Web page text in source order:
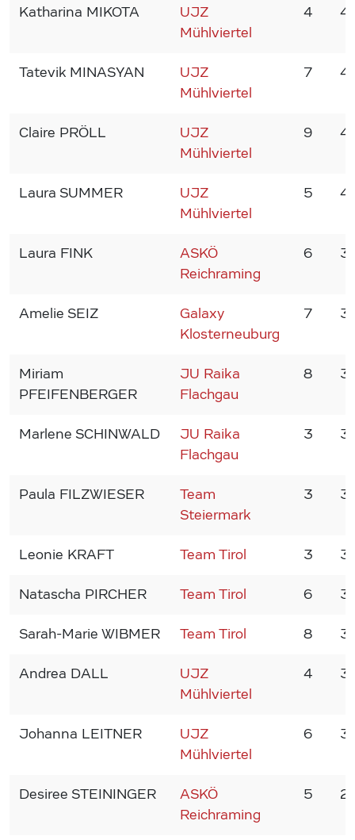
Katharina MIKOTA
UJZ
Mühlviertel
4 4
Tatevik MINASYAN
UJZ
Mühlviertel
7 4
Claire PRÖLL
UJZ
Mühlviertel
9 4
Laura SUMMER
UJZ
Mühlviertel
5 4
Laura FINK
ASKÖ
Reichraming
6 3
Amelie SEIZ
Galaxy
Klosterneuburg
7 3
Miriam
PFEIFENBERGER
JU Raika
Flachgau
8 3
Marlene SCHINWALD
JU Raika
Flachgau
3 3
Paula FILZWIESER
Team
Steiermark
3 3
Leonie KRAFT Team Tirol 3 3
Natascha PIRCHER Team Tirol 6 3
Sarah-Marie WIBMER Team Tirol 8 3
Andrea DALL
UJZ
Mühlviertel
4 3
Johanna LEITNER
UJZ
Mühlviertel
6 3
Desiree STEININGER
ASKÖ
Reichraming
5 2